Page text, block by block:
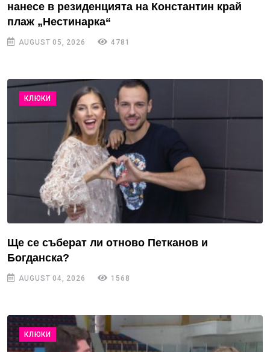
нанесе в резиденцията на Константин край
плаж „Нестинарка“
AUGUST 05, 2026 4781
КЛЮКИ
Ще се съберат ли отново Петканов и
Богданска?
AUGUST 04, 2026 1568
КЛЮКИ